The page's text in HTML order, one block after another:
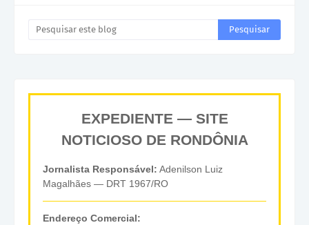
EXPEDIENTE — SITE
NOTICIOSO DE RONDÔNIA
Jornalista Responsável: Adenilson Luiz
Magalhães — DRT 1967/RO
Endereço Comercial: